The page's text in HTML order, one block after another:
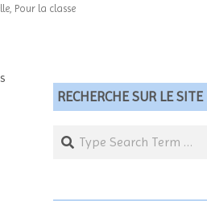
, Pour la classe
RECHERCHE SUR LE SITE
Search